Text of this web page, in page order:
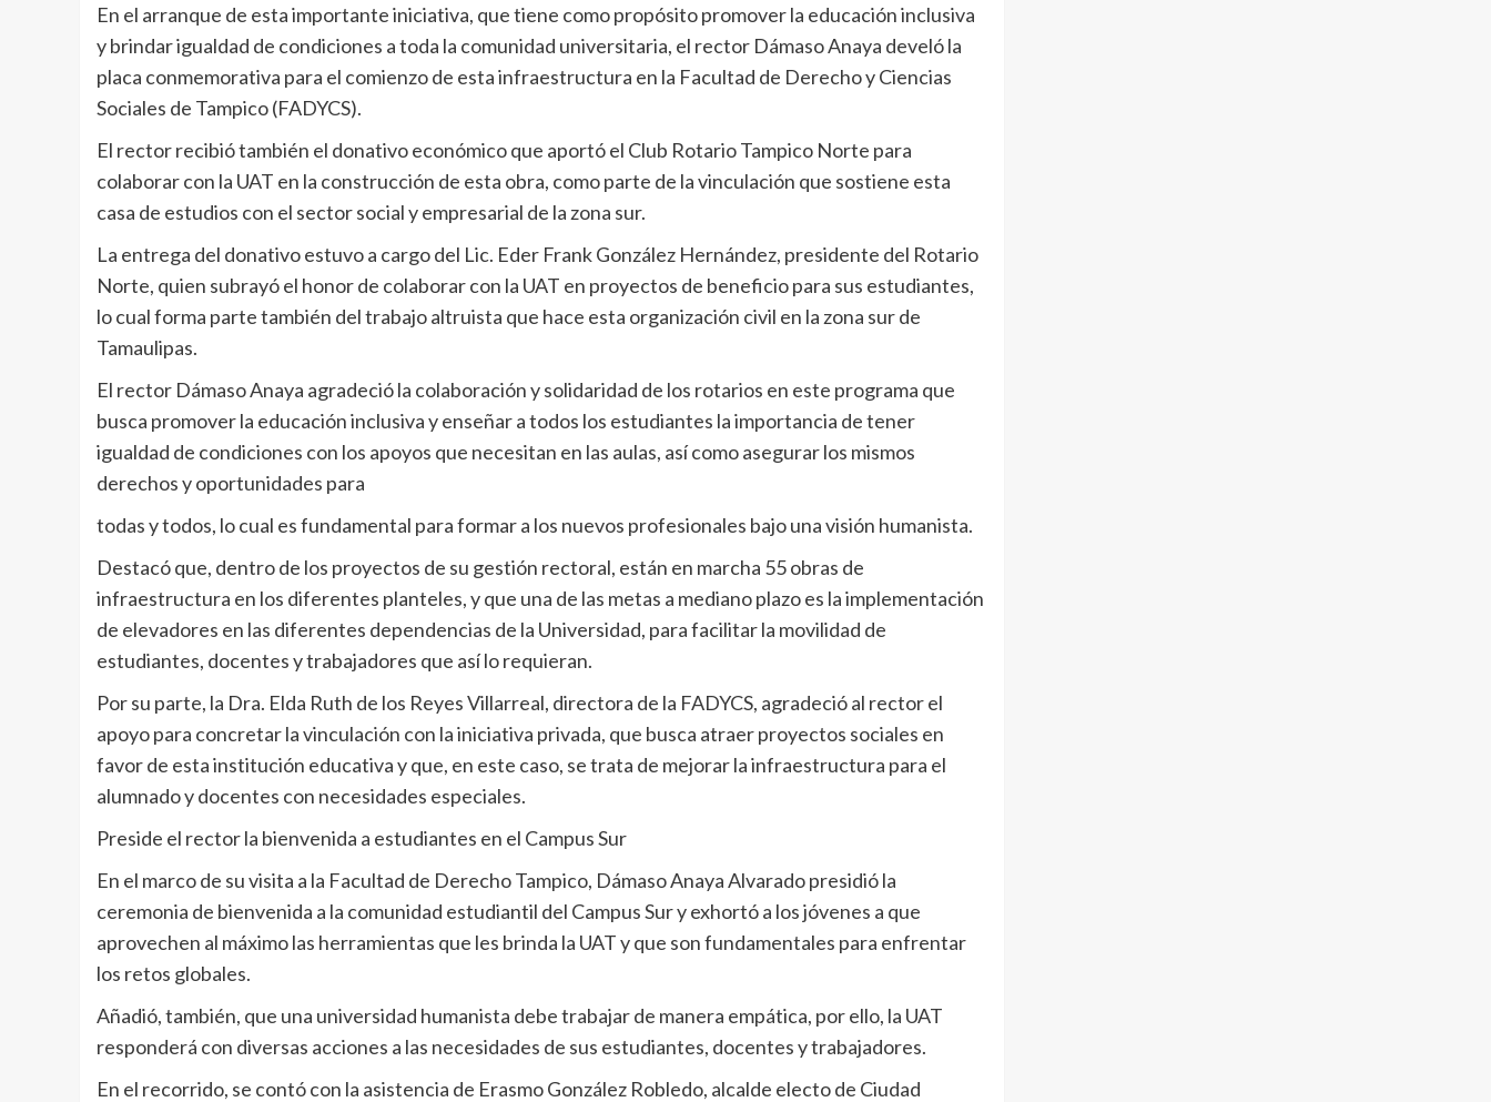
En el arranque de esta importante iniciativa, que tiene como propósito promover la educación inclusiva
y brindar igualdad de condiciones a toda la comunidad universitaria, el rector Dámaso Anaya develó la
placa conmemorativa para el comienzo de esta infraestructura en la Facultad de Derecho y Ciencias
Sociales de Tampico (FADYCS).
El rector recibió también el donativo económico que aportó el Club Rotario Tampico Norte para
colaborar con la UAT en la construcción de esta obra, como parte de la vinculación que sostiene esta
casa de estudios con el sector social y empresarial de la zona sur.
La entrega del donativo estuvo a cargo del Lic. Eder Frank González Hernández, presidente del Rotario
Norte, quien subrayó el honor de colaborar con la UAT en proyectos de beneficio para sus estudiantes,
lo cual forma parte también del trabajo altruista que hace esta organización civil en la zona sur de
Tamaulipas.
El rector Dámaso Anaya agradeció la colaboración y solidaridad de los rotarios en este programa que
busca promover la educación inclusiva y enseñar a todos los estudiantes la importancia de tener
igualdad de condiciones con los apoyos que necesitan en las aulas, así como asegurar los mismos
derechos y oportunidades para
todas y todos, lo cual es fundamental para formar a los nuevos profesionales bajo una visión humanista.
Destacó que, dentro de los proyectos de su gestión rectoral, están en marcha 55 obras de
infraestructura en los diferentes planteles, y que una de las metas a mediano plazo es la implementación
de elevadores en las diferentes dependencias de la Universidad, para facilitar la movilidad de
estudiantes, docentes y trabajadores que así lo requieran.
Por su parte, la Dra. Elda Ruth de los Reyes Villarreal, directora de la FADYCS, agradeció al rector el
apoyo para concretar la vinculación con la iniciativa privada, que busca atraer proyectos sociales en
favor de esta institución educativa y que, en este caso, se trata de mejorar la infraestructura para el
alumnado y docentes con necesidades especiales.
Preside el rector la bienvenida a estudiantes en el Campus Sur
En el marco de su visita a la Facultad de Derecho Tampico, Dámaso Anaya Alvarado presidió la
ceremonia de bienvenida a la comunidad estudiantil del Campus Sur y exhortó a los jóvenes a que
aprovechen al máximo las herramientas que les brinda la UAT y que son fundamentales para enfrentar
los retos globales.
Añadió, también, que una universidad humanista debe trabajar de manera empática, por ello, la UAT
responderá con diversas acciones a las necesidades de sus estudiantes, docentes y trabajadores.
En el recorrido, se contó con la asistencia de Erasmo González Robledo, alcalde electo de Ciudad